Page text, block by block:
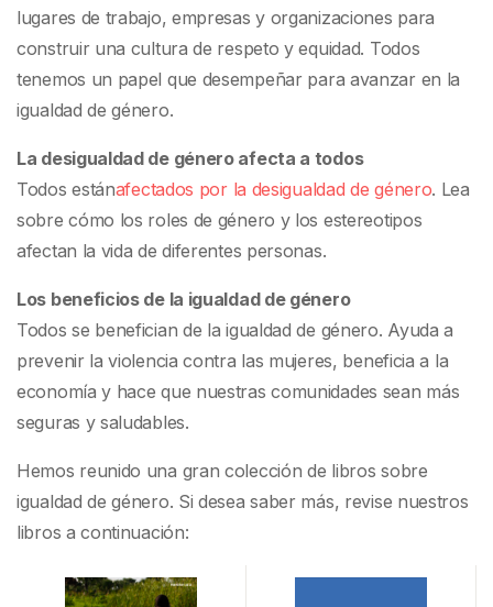
lugares de trabajo, empresas y organizaciones para
construir una cultura de respeto y equidad. Todos
tenemos un papel que desempeñar para avanzar en la
igualdad de género.
La desigualdad de género afecta a todos
Todos estánafectados por la desigualdad de género. Lea
sobre cómo los roles de género y los estereotipos
afectan la vida de diferentes personas.
Los beneficios de la igualdad de género
Todos se benefician de la igualdad de género. Ayuda a
prevenir la violencia contra las mujeres, beneficia a la
economía y hace que nuestras comunidades sean más
seguras y saludables.
Hemos reunido una gran colección de libros sobre
igualdad de género. Si desea saber más, revise nuestros
libros a continuación: